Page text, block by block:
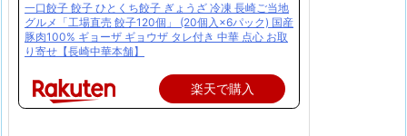
一口餃子 餃子 ひとくち餃子 ぎょうざ 冷凍 長崎ご当地
グルメ「工場直売 餃子120個」 (20個入×6パック) 国産
豚肉100% ギョーザ ギョウザ タレ付き 中華 点心 お取
り寄せ【長崎中華本舗】
楽天で購入